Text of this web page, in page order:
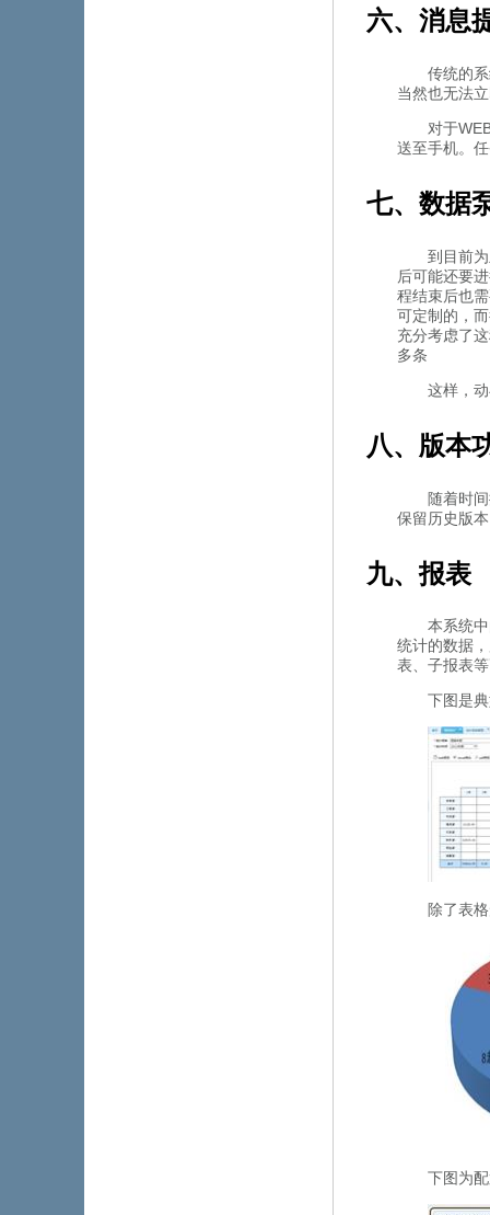
六、消
传统的系
当然也无法立
对于
送至手机。
七、数据
到目前为
后可能还要进
程结束后也需
可定制的
充分考虑了这
多条
这样
八、版
随着时间
保留历史版本
九、报表
本系统
统计的数据
表、子报表
下图是
除了表格
下图为配置